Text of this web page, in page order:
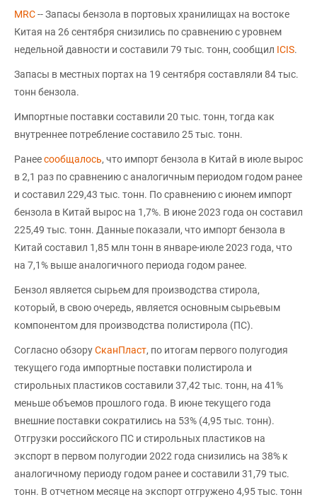
MRC-- Запасы бензола в портовых хранилищах на востоке
Китая на 26 сентября снизились по сравнению с уровнем
недельной давности и составили 79 тыс. тонн, сообщил ICIS.
Запасы в местных портах на 19 сентября составляли 84 тыс.
тонн бензола.
Импортные поставки составили 20 тыс. тонн, тогда как
внутреннее потребление составило 25 тыс. тонн.
Ранеесообщалось, что импорт бензола в Китай в июле вырос
в 2,1 раз по сравнению с аналогичным периодом годом ранее
и составил 229,43 тыс. тонн. По сравнению с июнем импорт
бензола в Китай вырос на 1,7%. В июне 2023 года он составил
225,49 тыс. тонн. Данные показали, что импорт бензола в
Китай составил 1,85 млн тонн в январе-июле 2023 года, что
на 7,1% выше аналогичного периода годом ранее.
Бензол является сырьем для производства стирола,
который, в свою очередь, является основным сырьевым
компонентом для производства полистирола (ПС).
Согласно обзоруСканПласт, по итогам первого полугодия
текущего года импортные поставки полистирола и
стирольных пластиков составили 37,42 тыс. тонн, на 41%
меньше объемов прошлого года. В июне текущего года
внешние поставки сократились на 53% (4,95 тыс. тонн).
Отгрузки российского ПС и стирольных пластиков на
экспорт в первом полугодии 2022 года снизились на 38% к
аналогичному периоду годом ранее и составили 31,79 тыс.
тонн. В отчетном месяце на экспорт отгружено 4,95 тыс. тонн